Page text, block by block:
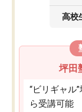
高校
坪田
“ビリギャル
ら受講可能